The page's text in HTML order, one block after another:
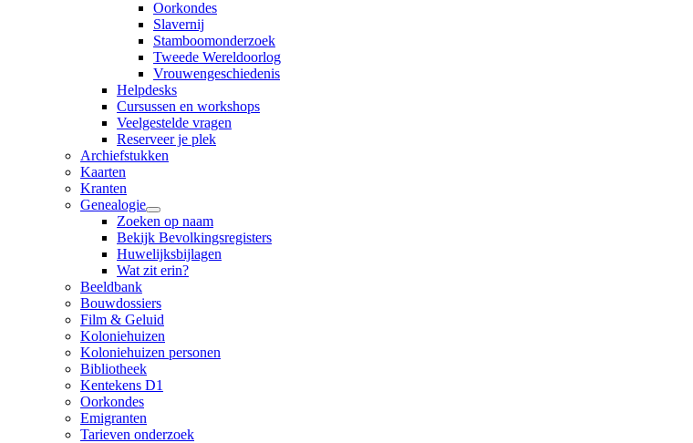
Oorkondes
Slavernij
Stamboomonderzoek
Tweede Wereldoorlog
Vrouwengeschiedenis
Helpdesks
Cursussen en workshops
Veelgestelde vragen
Reserveer je plek
Archiefstukken
Kaarten
Kranten
Genealogie
Zoeken op naam
Bekijk Bevolkingsregisters
Huwelijksbijlagen
Wat zit erin?
Beeldbank
Bouwdossiers
Film & Geluid
Koloniehuizen
Koloniehuizen personen
Bibliotheek
Kentekens D1
Oorkondes
Emigranten
Tarieven onderzoek